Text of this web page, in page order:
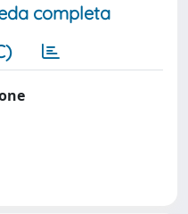
completa